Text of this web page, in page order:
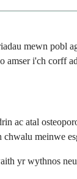
mewn
i'ch corff
ac atal
meinwe
yr wythnos